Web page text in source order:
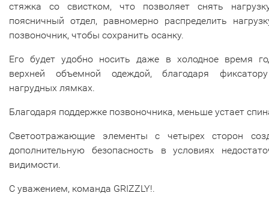
стяжка со свистком, что позволяет снять
поясничный отдел, равномерно распределить
позвоночник, чтобы сохранить осанку.
Его будет удобно носить даже в холодное время
верхней объемной одеждой, благодаря
нагрудных лямках.
Благодаря поддержке позвоночника, меньше устает
Светоотражающие элементы с четырех сторон
дополнительную безопасность в условиях
видимости.
С уважением, команда GRIZZLY!.